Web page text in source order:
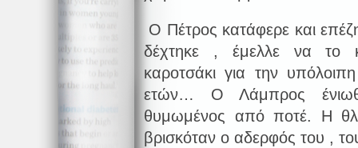
Ο Πέτρος κατάφερε και
δέχτηκε , έμελλε να το
καροτσάκι για την
ετών… Ο Λάμπρος
θυμωμένος από ποτέ. Η
βρισκόταν ο αδερφός του ,